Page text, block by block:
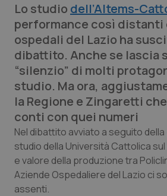
Lettere al direttore
Edizioni Regionali
QS Pro
Professionisti Sanitari.AI
Abruzzo
Basilicata
QS Pro Gold
Artrite & artrosi
QS Club Newsletter
Lo studio dell’Altems-
performance così distanti
ospedali del Lazio ha
dibattito. Anche se lascia
“silenzio” di molti
studio. Ma ora,
la Regione e Zingaretti
conti con quei numeri
Nel dibattito avviato a seguito
studio della Università Cattolica
e valore della produzione tra
Aziende Ospedaliere del Lazio ci
assenti.